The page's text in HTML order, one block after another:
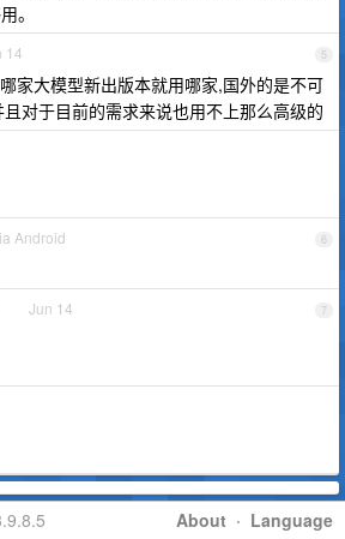
。
5
14
家大模型新出版本就用哪家,国外的是不可
对于目前的需求来说也用不上那么高级的
6
Android
7
Jun 14
About · Language